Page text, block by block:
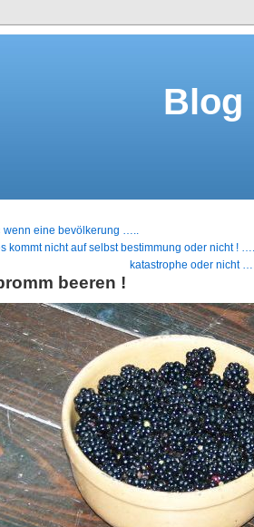
Blog
wenn eine bevölkerung …..
kommt nicht auf selbst bestimmung oder nicht !
katastrophe oder nicht
beeren !